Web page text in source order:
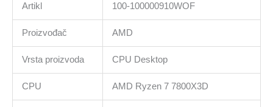
Artikl 100-100000910WOF
Proizvođač AMD
Vrsta proizvoda CPU Desktop
CPU AMD Ryzen 7 7800X3D